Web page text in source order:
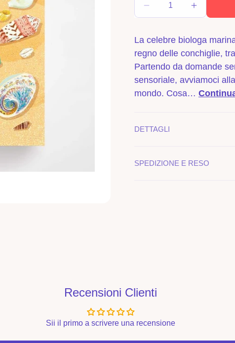
listinoDiminuisci
quantità
La
vita
segreta
delle
conchiglie
Aumenta
quantità
La
vita
segreta
delle
La celebre biologa
regno delle conchiglie,
Partendo da domande
sensoriale, avviamoci
mondo. Cosa…
DETTAGLI
SPEDIZIONE E RESO
Recensioni Clienti
Sii il primo a scrivere una recensione